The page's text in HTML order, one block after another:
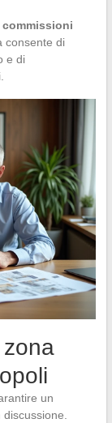
consente di
e di
un